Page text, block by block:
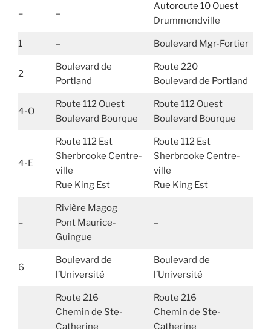
– –
Autoroute 10Ouest
Drummondville
1 – Boulevard Mgr-Fortier
2
Boulevard de
Portland
Route 220
Boulevard de Portland
4-O
Route 112 Ouest
Boulevard Bourque
Route 112 Ouest
Boulevard Bourque
4-E
Route 112 Est
Sherbrooke Centre-
ville
Rue King Est
Route 112 Est
Sherbrooke Centre-
ville
Rue King Est
–
Rivière Magog
Pont Maurice-
Guingue
–
6
Boulevard de
l’Université
Boulevard de
l’Université
Route 216
Chemin de Ste-
Catherine
Route 216
Chemin de Ste-
Catherine